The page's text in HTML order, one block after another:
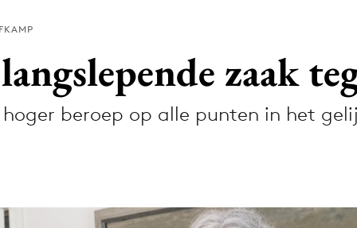
PR
zaak
beroep op alle punten in het